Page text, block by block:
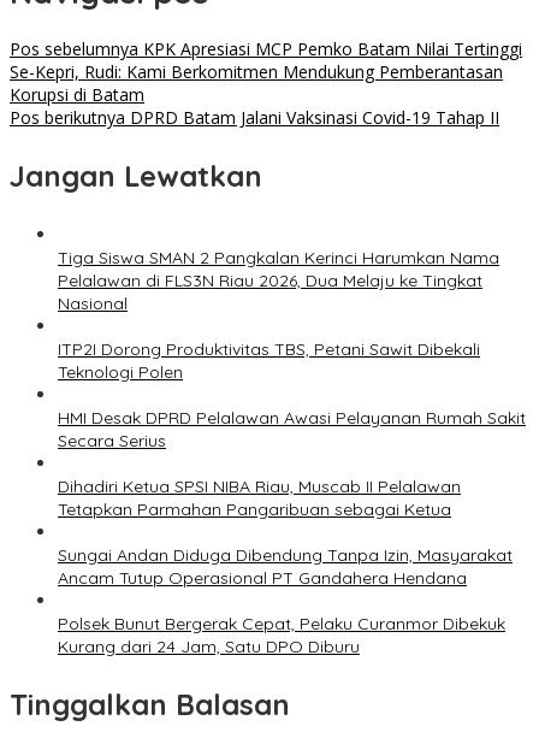
Pos sebelumnya KPK Apresiasi MCP Pemko Batam Nilai Tertinggi
Se-Kepri, Rudi: Kami Berkomitmen Mendukung Pemberantasan
Korupsi di Batam
Pos berikutnya DPRD Batam Jalani Vaksinasi Covid-19 Tahap II
Jangan Lewatkan
Tiga Siswa SMAN 2 Pangkalan Kerinci Harumkan Nama
Pelalawan di FLS3N Riau 2026, Dua Melaju ke Tingkat
Nasional
ITP2I Dorong Produktivitas TBS, Petani Sawit Dibekali
Teknologi Polen
HMI Desak DPRD Pelalawan Awasi Pelayanan Rumah Sakit
Secara Serius
Dihadiri Ketua SPSI NIBA Riau, Muscab II Pelalawan
Tetapkan Parmahan Pangaribuan sebagai Ketua
Sungai Andan Diduga Dibendung Tanpa Izin, Masyarakat
Ancam Tutup Operasional PT Gandahera Hendana
Polsek Bunut Bergerak Cepat, Pelaku Curanmor Dibekuk
Kurang dari 24 Jam, Satu DPO Diburu
Tinggalkan Balasan